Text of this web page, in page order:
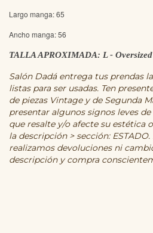
Largo manga: 65
Ancho manga: 56
TALLA APROXIMADA: L - Oversized
Salón Dadá entrega tus prendas
listas para ser usadas. Ten
de piezas Vintage y de Segunda
presentar algunos signos leves
que resalte y/o afecte su estética
la descripción > sección:
realizamos devoluciones ni
descripción y compra